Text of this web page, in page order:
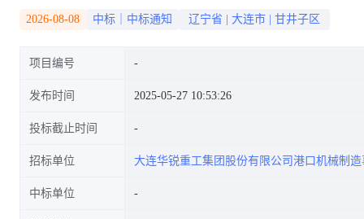
2026-08-08 中标｜中标通知 辽宁省 大连市 甘井子区
项目编号
发布时间 2025-05-27 10:53:26
投标截止时间
招标单位 大连华锐重工集团股份有限公司港口机械制
中标单位